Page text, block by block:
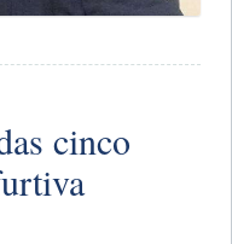
cinco